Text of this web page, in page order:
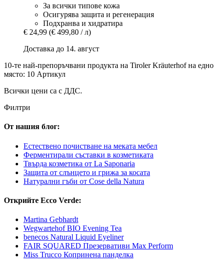
За всички типове кожа
Осигурява защита и регенерация
Подхранва и хидратира
€ 24,99 (€ 499,80 / л)
Доставка до 14. август
10-те най-препоръчвани продукта на Tiroler Kräuterhof на едно
място: 10 Артикул
Всички цени са с ДДС.
Филтри
От нашия блог:
Естествено почистване на меката мебел
Ферментирали съставки в козметиката
Твърда козметика от La Saponaria
Защита от слънцето и грижа за косата
Натурални гъби от Cose della Natura
Открийте Ecco Verde:
Martina Gebhardt
Wegwartehof BIO Evening Tea
benecos Natural Liquid Eyeliner
FAIR SQUARED Презервативи Max Perform
Miss Trucco Копринена панделка